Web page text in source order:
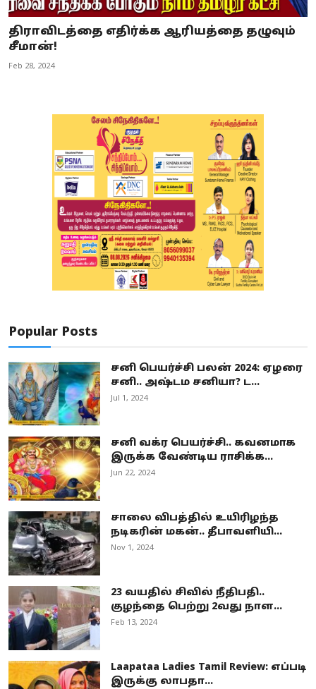
திராவிடத்தை எதிர்க்க ஆரியத்தை தழுவும்
சீமான்!
Feb 28, 2024
Popular Posts
சனி பெயர்ச்சி பலன் 2024: ஏழரை
சனி.. அஷ்டம சனியா? ட...
Jul 1, 2024
சனி வக்ர பெயர்ச்சி.. கவனமாக
இருக்க வேண்டிய ராசிக்க...
Jun 22, 2024
சாலை விபத்தில் உயிரிழந்த
நடிகரின் மகன்.. தீபாவளியி...
Nov 1, 2024
23 வயதில் சிவில் நீதிபதி..
குழந்தை பெற்று 2வது நாள...
Feb 13, 2024
Laapataa Ladies Tamil Review: எப்படி
இருக்கு லாபதா...